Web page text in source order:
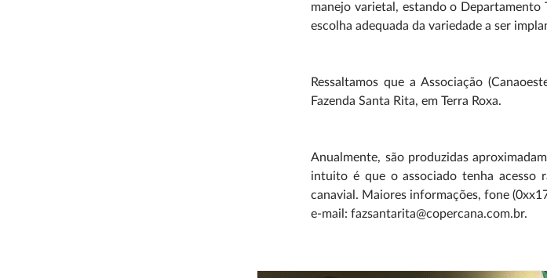
manejo varietal, estando o Departamento
escolha adequada da variedade a ser
Ressaltamos que a Associação
Fazenda Santa Rita, em Terra Roxa.
Anualmente, são produzidas
intuito é que o associado tenha acesso
canavial. Maiores informações, fone
e-mail: fazsantarita@copercana.com.br.